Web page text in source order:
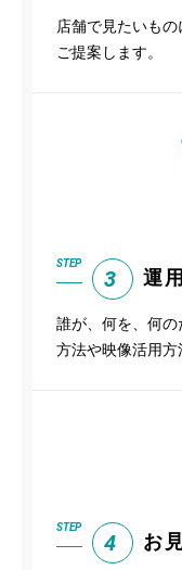
店舗で見たいも
ご提案します。
STEP
3 運
誰が、何を、何
方法や映像活用方
STEP
4 お